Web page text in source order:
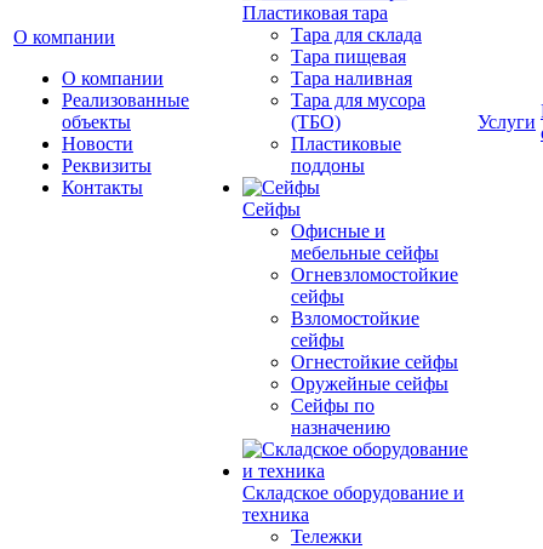
О компании
О компании
Реализованные
объекты
Новости
Реквизиты
Контакты
Пластиковая тара
Тара для склада
Тара пищевая
Тара наливная
Тара для мусора
(ТБО)
Пластиковые
поддоны
Сейфы
Офисные и
мебельные сейфы
Огневзломостойкие
сейфы
Взломостойкие
сейфы
Огнестойкие сейфы
Оружейные сейфы
Сейфы по
назначению
Складское оборудование и
техника
Тележки
Услуги